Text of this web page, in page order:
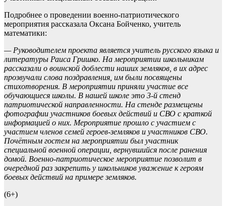
Подробнее о проведении военно-патриотического
мероприятия рассказала Оксана Бойченко, учитель
математики:
— Руководителем проекта является учитель русского языка и
литературы Раиса Гришко. На мероприятии школьникам
рассказали о воинской доблести наших земляков, в их адрес
прозвучали слова поздравления, им были посвящены
стихотворения. В мероприятии приняли участие все
обучающиеся школы. В нашей школе это 3-й стенд
патриотической направленности. На стенде размещены
фотографии участников боевых действий и СВО с краткой
информацией о них. Мероприятие прошло с участием с
участием членов семей героев-земляков и участников СВО.
Почётным гостем на мероприятии был участник
специальной военной операции, вернувшийся после ранения
домой. Военно-патриотическое мероприятие позволит в
очередной раз закрепить у школьников уважение к героям
боевых действий на примере земляков.
(6+)